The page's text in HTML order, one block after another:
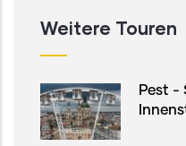
Weitere Touren
Pest -